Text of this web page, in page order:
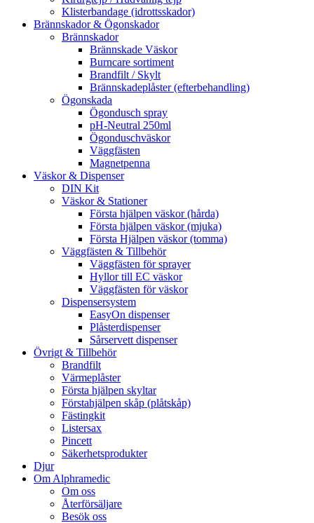
Klisterbandage (idrottsskador)
Brännskador & Ögonskador
Brännskador
Brännskade Väskor
Burncare sortiment
Brandfilt / Skylt
Brännskadeplåster (efterbehandling)
Ögonskada
Ögondusch spray
pH-Neutral 250ml
Ögonduschväskor
Väggfästen
Magnetpenna
Väskor & Dispenser
DIN Kit
Väskor & Stationer
Första hjälpen väskor (hårda)
Första hjälpen väskor (mjuka)
Första Hjälpen väskor (tomma)
Väggfästen & Tillbehör
Väggfästen för sprayer
Hyllor till EC väskor
Väggfästen för väskor
Dispensersystem
EasyOn dispenser
Plåsterdispenser
Sårservett dispenser
Övrigt & Tillbehör
Brandfilt
Värmeplåster
Första hjälpen skyltar
Förstahjälpen skåp (plåtskåp)
Fästingkit
Listersax
Pincett
Säkerhetsprodukter
Djur
Om Alphramedic
Om oss
Återförsäljare
Besök oss